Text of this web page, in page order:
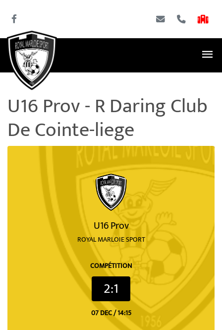
U16 Prov - R Daring Club
De Cointe-liege
U16 Prov
ROYAL MARLOIE SPORT
COMPÉTITION
2:1
07 DEC / 14:15